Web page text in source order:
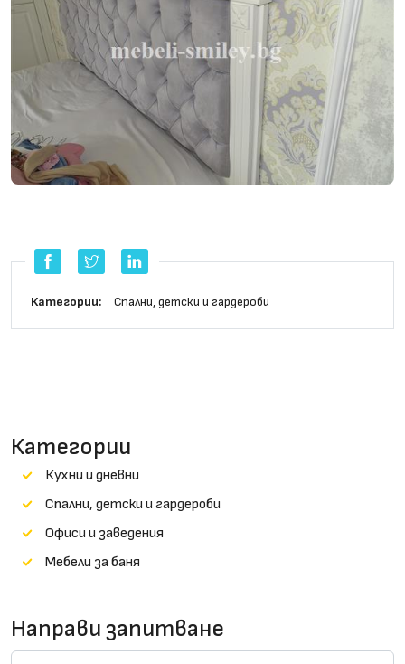
Категории: Cпални, детски и гардероби
Категории
Кухни и дневни
Cпални, детски и гардероби
Офиси и заведения
Мебели за баня
Направи запитване